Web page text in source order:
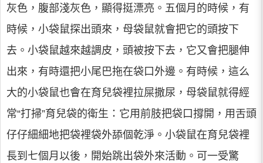
灰色，腹部淺灰色，顯得挺漂亮。五個月的時候，有
時候，小袋鼠探出頭來，母袋鼠就會把它的頭按下
去。小袋鼠越來越調皮，頭被按下去，它又會把腿伸
出來，有時還把小尾巴拖在袋口外邊。有時候，這么
大的小袋鼠也會在育兒袋裡拉屎撒尿，母袋鼠就得經
常“打掃”育兒袋的衛生：它用前肢把袋口撐開，用舌頭
仔仔細細地把袋裡袋外舔個乾淨。小袋鼠在育兒袋裡
長到七個月以後，開始跳出袋外來活動。可一受驚